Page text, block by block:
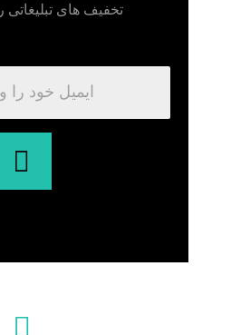
تخفیف های تبلیغاتی